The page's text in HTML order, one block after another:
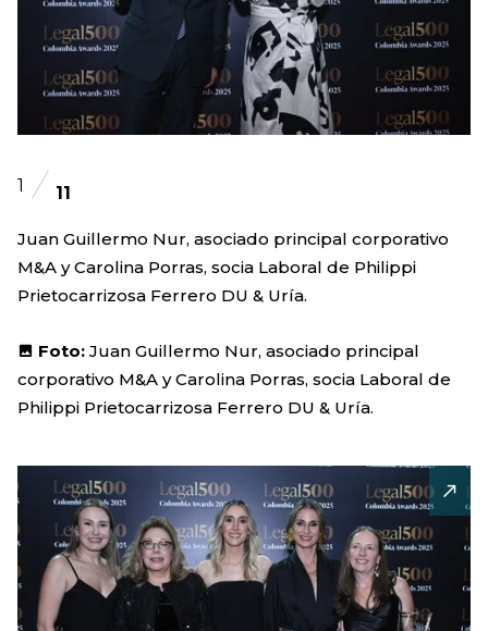
1 11
Juan Guillermo Nur, asociado principal corporativo
M&A y Carolina Porras, socia Laboral de Philippi
Prietocarrizosa Ferrero DU & Uría.
Foto: Juan Guillermo Nur, asociado principal
corporativo M&A y Carolina Porras, socia Laboral de
Philippi Prietocarrizosa Ferrero DU & Uría.